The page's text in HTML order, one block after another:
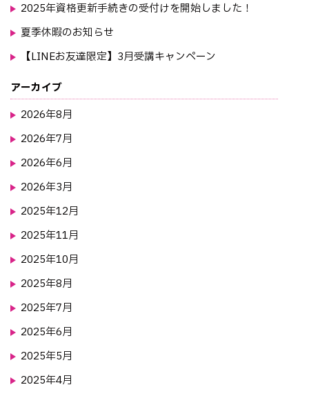
2025年資格更新手続きの受付けを開始しました！
夏季休暇のお知らせ
【LINEお友達限定】3月受講キャンペーン
アーカイブ
2026年8月
2026年7月
2026年6月
2026年3月
2025年12月
2025年11月
2025年10月
2025年8月
2025年7月
2025年6月
2025年5月
2025年4月